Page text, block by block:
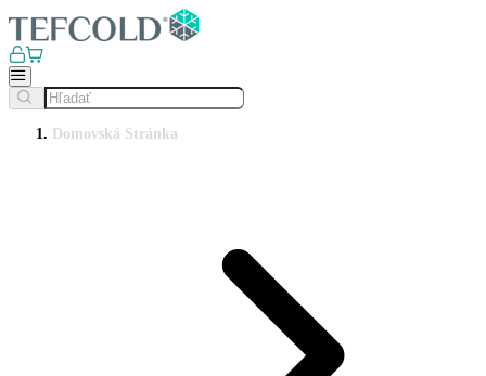
Domovská Stránka